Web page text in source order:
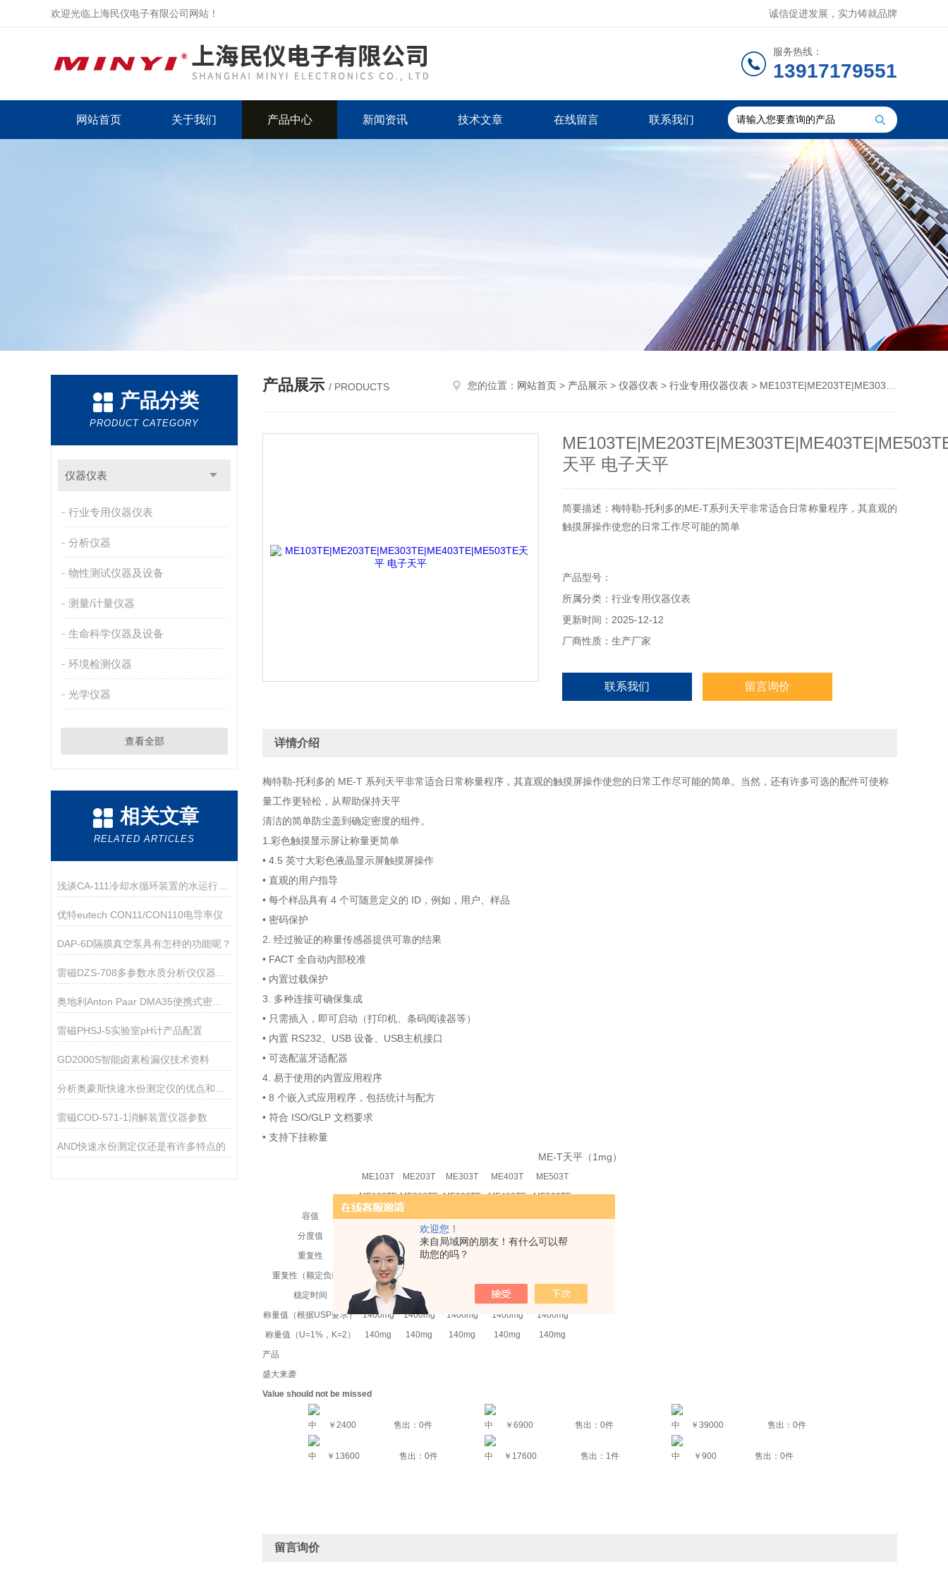
欢迎您！
来自局域网的朋友！有什么可以帮
助您的吗？
欢迎光临上海民仪电子有限公司网站！ 诚信促进发展，实力铸就品牌
服务热线：
13917179551
网站首页 关于我们 产品中心 新闻资讯 技术文章 在线留言 联系我们
产品分类
PRODUCT CATEGORY
仪器仪表
行业专用仪器仪表
分析仪器
物性测试仪器及设备
测量/计量仪器
生命科学仪器及设备
环境检测仪器
光学仪器
查看全部
相关文章
RELATED ARTICLES
浅谈CA-111冷却水循环装置的水运行中容易产生的问题
优特eutech CON11/CON110电导率仪
DAP-6D隔膜真空泵具有怎样的功能呢？
奥地利Anton Paar DMA35便携式密度浓度计
雷磁PHSJ-5实验室pH计产品配置
GD2000S智能卤素检漏仪技术资料
雷磁COD-571-1消解装置仪器参数
AND快速水份测定仪还是有许多特点的
产品展示 / PRODUCTS 您的位置： 网站首页 > 产品展示 > 仪器仪表 > 行业专用仪器仪表 > ME103TE|ME203TE|ME303TE|ME403TE|ME503TE天平 电子天平
天平 电子天平
简要描述：梅特勒-托利多的ME-T系列天平非常适合日常称量程序，其直观的
触摸屏操作使您的日常工作尽可能的简单
产品型号：
所属分类：行业专用仪器仪表
更新时间：2025-12-12
厂商性质：生产厂家
联系我们 留言询价
详情介绍
梅特勒-托利多的 ME-T 系列天平非常适合日常称量程序，其直观的触摸屏操作使您的日常工作尽可能的简单。当然，还有许多可选的配件可使称
量工作更轻松，从帮助保持天平
清洁的简单防尘盖到确定密度的组件。
1.彩色触摸显示屏让称量更简单
• 4.5 英寸大彩色液晶显示屏触摸屏操作
• 直观的用户指导
• 每个样品具有 4 个可随意定义的 ID，例如，用户、样品
• 密码保护
2. 经过验证的称量传感器提供可靠的结果
• FACT 全自动内部校准
• 内置过载保护
3. 多种连接可确保集成
• 只需插入，即可启动（打印机、条码阅读器等）
• 内置 RS232、USB 设备、USB主机接口
• 可选配蓝牙适配器
4. 易于使用的内置应用程序
• 8 个嵌入式应用程序，包括统计与配方
• 符合 ISO/GLP 文档要求
• 支持下挂称量
ME-T天平（1mg）
ME103T
ME103TE
ME203T
ME203TE
ME303T
ME303TE
ME403T
ME403TE
ME503T
ME503TE
容值
分度值
1mg 1 mg 1 mg 1mg
1mg
重复性
1mg 1 mg 1 mg
重复性（额定负载）
1mg
稳定时间
1.5s 1.5s 1.5s
1.5s
称量值（根据USP要求） 1400mg 1400mg 1400mg 1400mg
1400mg
称量值（U=1%，K=2）
140mg 140mg 140mg 140mg
140mg
产品
盛大来袭
Value should not be missed
中 ￥2400 售出：0件 中 ￥6900 售出：0件 中 ￥39000 售出：0件
中 ￥13600 售出：0件 中 ￥17600 售出：1件 中 ￥900 售出：0件
留言询价